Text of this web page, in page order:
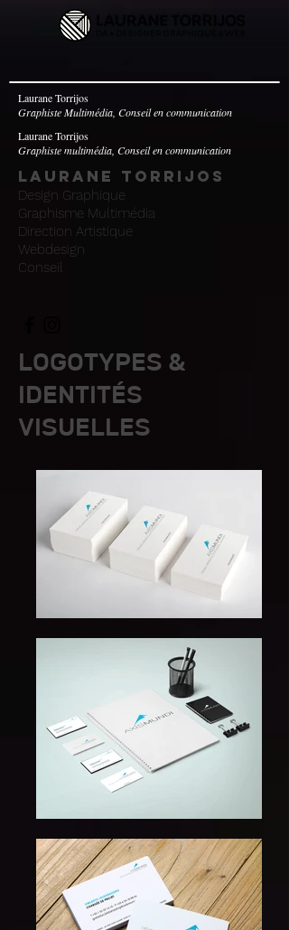
Laurane Torrijos
Graphiste Multimédia, Conseil en communication
Laurane Torrijos
Graphiste multimédia, Conseil en communication
Laurane Torrijos
Design Graphique
Graphisme Multimédia
Direction Artistique
Webdesign
Conseil
LOGOTYPES &
IDENTITÉS
VISUELLES